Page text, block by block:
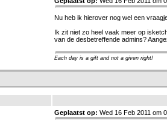
Nu heb ik hierover nog wel een
Ik zit niet zo heel vaak meer op
van de desbetreffende admins?
Each day is a gift and not a given right!
Geplaatst op: Wed 16 Feb 2011 om